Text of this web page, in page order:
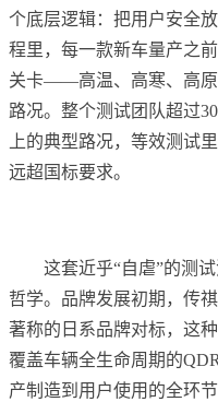
个底层逻辑：把用户安全
程里，每一款新车量产之
关卡——高温、高寒、高原
路况。整个测试团队超过
上的典型路况，等效测试
远超国标要求。
这套近乎“自虐”的测
哲学。品牌发展初期，传
著称的日系品牌对标，这
覆盖车辆全生命周期的
产制造到用户使用的全环